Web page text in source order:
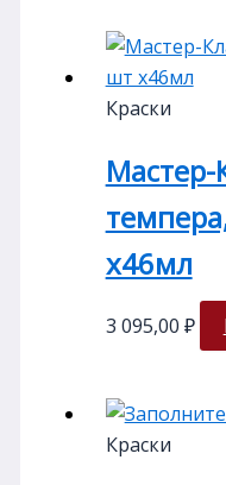
Краски
Мастер-
х46мл
3 095,00 ₽
Краски